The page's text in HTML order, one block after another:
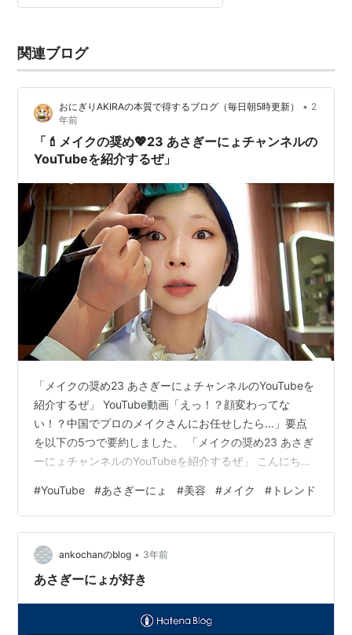
関連ブログ
おにぎりAKIRAの本質で得するブログ（毎日朝5時更新） • 2
年前
「💄メイクの奨め💖23 あさぎーにょチャンネルの
YouTubeを紹介するぜ」
「メイクの奨め23 あさぎーにょチャンネルのYouTubeを
紹介するぜ」 YouTube動画「えっ！？顔変わってな
い！？中国でプロのメイクさんにお任せしたら…」要点
を以下の5つで要約しました。 「メイクの奨め23 あさぎ
ーにょチャンネルのYouTubeを紹介するぜ」 こんにち
国・上海でのプロのメイク体験です！彼女の日常とは一
味違う、新しい自分を発見する旅。朝からケンタッキー
での朝食を楽しんだ後、彼女は中国のメイクアップアー
ティストのもとへ。これまでにない「へんてこポップ」
なスタイルに変身していきます。彼女が体験したのは、
#YouTube #あさぎーにょ #美容 # メイク # トレンド
ankochanのblog • 3年前
あさぎーにょが好き